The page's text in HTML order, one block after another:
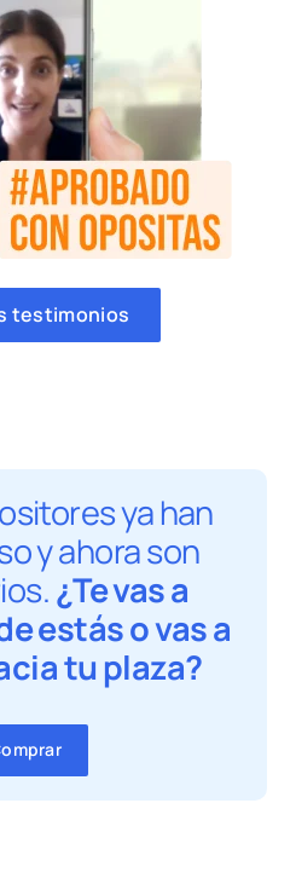
testimonios
ya han
y ahora son
¿Te vas a
estás o vas a
tu plaza?